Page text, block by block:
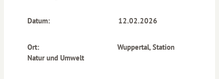
Datum: 12.02.2026
Ort: Wuppertal, Station
Natur und Umwelt